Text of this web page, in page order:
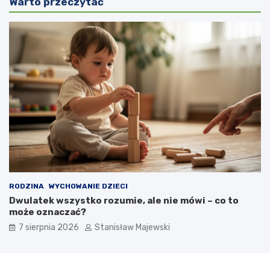
RODZINA WYCHOWANIE DZIECI
Dwulatek wszystko rozumie, ale nie mówi – co to
może oznaczać?
7 sierpnia 2026 Stanisław Majewski